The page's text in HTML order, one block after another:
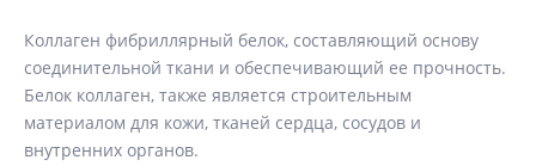
Коллаген фибриллярный белок, составляющий основу
соединительной ткани и обеспечивающий ее прочность.
Белок коллаген, также является строительным
материалом для кожи, тканей сердца, сосудов и
внутренних органов.